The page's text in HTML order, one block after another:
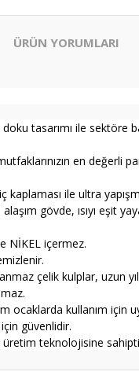
ÜRÜN YORUMLARI
tasarımı ile sektöre
en değerli
ile ultra
gövde, ısıyı eşit
NİKEL içermez.
çelik kulplar, uzun
ocaklarda kullanım için
güvenlidir.
üretim teknolojisine